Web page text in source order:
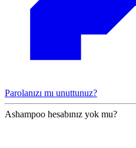
Parolanızı mı unuttunuz?
Ashampoo hesabınız yok mu?